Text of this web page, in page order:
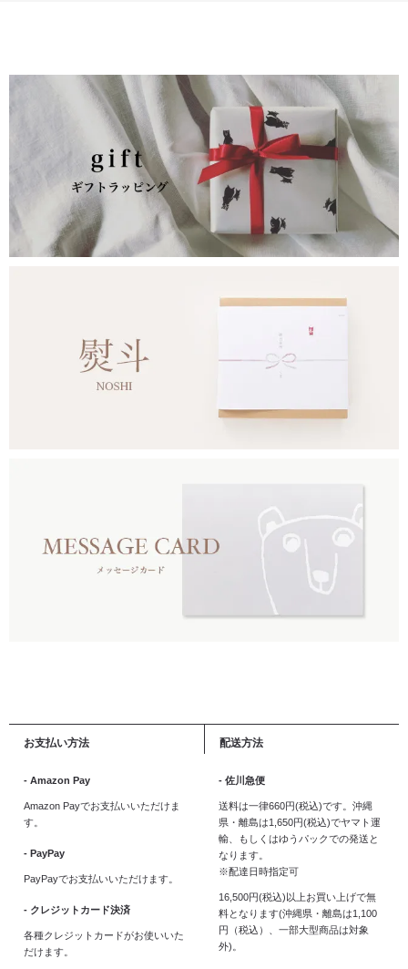
お支払い方法
- Amazon Pay
Amazon Payでお支払いいただけま
す。
- PayPay
PayPayでお支払いいただけます。
- クレジットカード決済
各種クレジットカードがお使いいた
だけます。
配送方法
- 佐川急便
送料は一律660円(税込)です。沖縄
県・離島は1,650円(税込)でヤマト運
輸、もしくはゆうパックでの発送と
なります。
※配達日時指定可
16,500円(税込)以上お買い上げで無
料となります(沖縄県・離島は1,100
円（税込）、一部大型商品は対象
外)。